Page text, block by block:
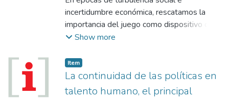
incertidumbre económica, rescatamos la
importancia del juego como dispositivo de
subjetivación, ampliando nuestras
espacio potencial dentro del cual será
posible desarrollar habilidades, aprender y
recuperar el bienestar perdido.
Show more
Item
La continuidad de las políticas en
talento humano, el principal